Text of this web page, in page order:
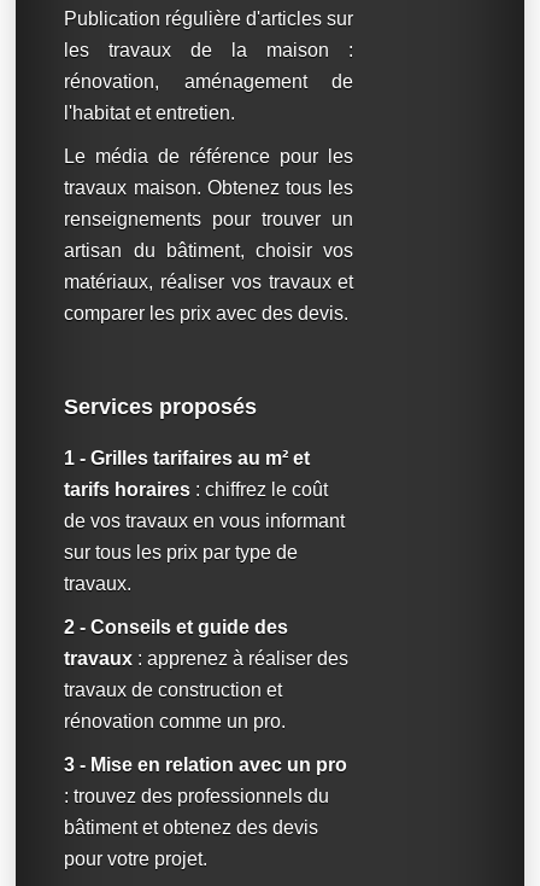
Publication régulière d'articles sur
les travaux de la maison :
rénovation, aménagement de
l'habitat et entretien.
Le média de référence pour les
travaux maison. Obtenez tous les
renseignements pour trouver un
artisan du bâtiment, choisir vos
matériaux, réaliser vos travaux et
comparer les prix avec des devis.
Services proposés
1 - Grilles tarifaires au m² et
tarifs horaires : chiffrez le coût
de vos travaux en vous informant
sur tous les prix par type de
travaux.
2 - Conseils et guide des
travaux : apprenez à réaliser des
travaux de construction et
rénovation comme un pro.
3 - Mise en relation avec un pro
: trouvez des professionnels du
bâtiment et obtenez des devis
pour votre projet.